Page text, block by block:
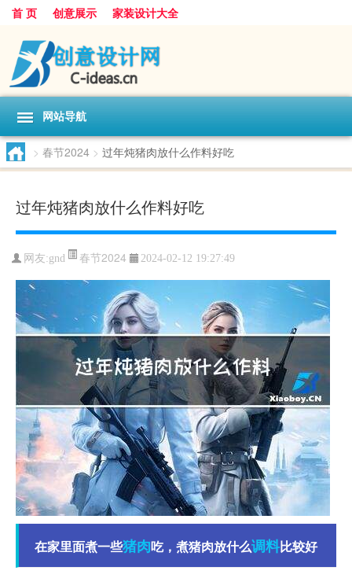
首 页 创意展示 家装设计大全
网站导航
> 春节2024 > 过年炖猪肉放什么作料好吃
过年炖猪肉放什么作料好吃
网友:gnd 春节2024 2024-02-12 19:27:49
在家里面煮一些猪肉吃，煮猪肉放什么调料比较好